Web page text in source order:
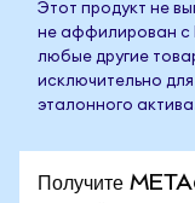
Этот продукт не
не аффилирован с
любые другие
исключительно
эталонного
Получите